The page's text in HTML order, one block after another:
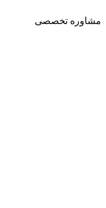
مشاوره تخصصی